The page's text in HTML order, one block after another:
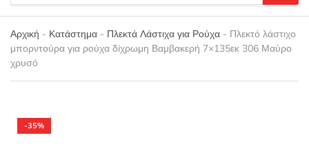
name
a
r
c
h
p
r
e
a
r
c
Αρχική - Κατάστημα - Πλεκτά Λάστιχα για Ρούχα - Πλεκτό λάστιχο
μπορντούρα για ρούχα δίχρωμη Βαμβακερή 7×135εκ 306 Μαύρο
χρυσό
-35%